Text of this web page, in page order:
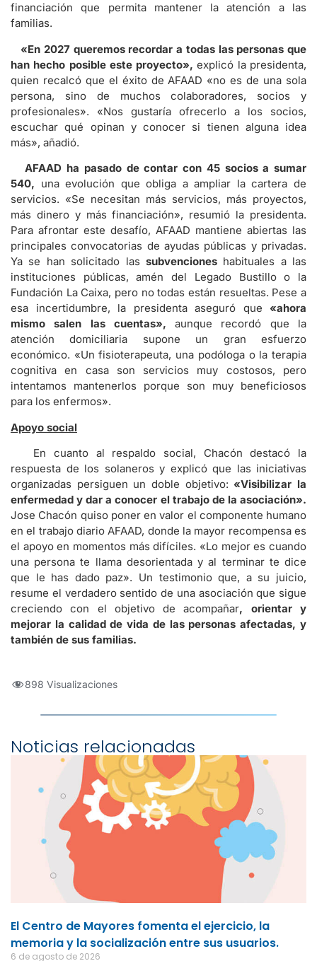
financiación que permita mantener la atención a las
familias.
«En 2027 queremos recordar a todas las personas que
han hecho posible este proyecto», explicó la presidenta,
quien recalcó que el éxito de AFAAD «no es de una sola
persona, sino de muchos colaboradores, socios y
profesionales». «Nos gustaría ofrecerlo a los socios,
escuchar qué opinan y conocer si tienen alguna idea
más», añadió.
AFAAD ha pasado de contar con 45 socios a sumar
540, una evolución que obliga a ampliar la cartera de
servicios. «Se necesitan más servicios, más proyectos,
más dinero y más financiación», resumió la presidenta.
Para afrontar este desafío, AFAAD mantiene abiertas las
principales convocatorias de ayudas públicas y privadas.
Ya se han solicitado las subvenciones habituales a las
instituciones públicas, amén del Legado Bustillo o la
Fundación La Caixa, pero no todas están resueltas. Pese a
esa incertidumbre, la presidenta aseguró que «ahora
mismo salen las cuentas», aunque recordó que la
atención domiciliaria supone un gran esfuerzo
económico. «Un fisioterapeuta, una podóloga o la terapia
cognitiva en casa son servicios muy costosos, pero
intentamos mantenerlos porque son muy beneficiosos
para los enfermos».
Apoyo social
En cuanto al respaldo social, Chacón destacó la
respuesta de los solaneros y explicó que las iniciativas
organizadas persiguen un doble objetivo:«Visibilizar la
enfermedad y dar a conocer el trabajo de la asociación».
Jose Chacón quiso poner en valor el componente humano
en el trabajo diario AFAAD, donde la mayor recompensa es
el apoyo en momentos más difíciles. «Lo mejor es cuando
una persona te llama desorientada y al terminar te dice
que le has dado paz». Un testimonio que, a su juicio,
resume el verdadero sentido de una asociación que sigue
creciendo con el objetivo de acompañar, orientar y
mejorar la calidad de vida de las personas afectadas, y
también de sus familias.
898 Visualizaciones
Noticias relacionadas
El Centro de Mayores fomenta el ejercicio, la
memoria y la socialización entre sus usuarios.
6 de agosto de 2026